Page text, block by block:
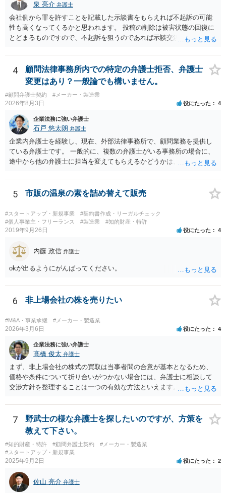
泉 亮介 弁護士
会社側から罪を許すことを記載した示談書をもらえれば不起訴の可能
性も高くなってくるかと思われます。 投稿の削除は被害状態の回復に
とどまるものですので、不起訴を狙うのであれば示談交渉はされた方
4
顧問法律事務所内での特定の弁護士拒否、弁護士
変更はあり？一般論でも構いません。
#顧問弁護士契約 #メーカー・製造業
2026年8月3日 役にたった 4
企業法務に強い弁護士
石戸 悠太朗 弁護士
企業内弁護士を経験し、現在、外部法律事務所で、顧問業務を提供し
ている弁護士です。 一般的に、複数の弁護士がいる事務所の場合に、
途中から他の弁護士に担当を変えてもらえるかどうかは、当該事務所
が不満を抱いている弁護士を担当にすることは望ましくないため、別
の弁護士に変更するのが通常でしょう。それでも、担当弁護士を変え
てくれない場合は、他の弁護士の担当案件が一般で担当を変えられな
いなどの事情があるかと思います。 担当弁護士が変わらず、仕事内容
も改善されない場合には、決済権限を持つ上司に相談し、顧問契約自
体を見直すのが一番かと思います。
5 市販の温泉の素を詰め替えて販売
#スタートアップ・新規事業
#契約書作成・リーガルチェック
#個人事業主・フリーランス
#製造業 #知的財産・特許
2019年9月26日 役にたった 4
内藤 政信 弁護士
okが出るようにがんばってください。
6 非上場会社の株を売りたい
#M&A・事業承継 #メーカー・製造業
2026年3月6日 役にたった 4
企業法務に強い弁護士
髙橋 俊太 弁護士
まず、非上場会社の株式の買取は当事者間の合意が基本となるため、
価格や条件について折り合いがつかない場合には、弁護士に相談して
交渉方針を整理することは一つの有効な方法といえます。特に、株価
いった点は専門的な判断を要することが多く、第三者の専門家が入る
ことで交渉が整理されることもあります。 もっとも、株主が単に「会
社に買い取ってほしい」と希望しているだけでは、会社に当然の買取
義務が生じるわけではありません。非上場会社の株式に譲渡制限が付
されている場合には、会社法136条に基づき、第三者への株式譲渡につ
いて会社に承認を求める「譲渡承認請求」という手続との関係が問題
は会社が指定する者が当該株式を買い取るべき者として指定されるこ
とになり、その中で株式買取の問題が生じることがあります。 そのた
7
野武士の様な弁護士を探したいのですが、方策を
教えて下さい。
#知的財産・特許 #顧問弁護士契約
#メーカー・製造業
#スタートアップ・新規事業
2025年9月2日 役にたった 2
佐山 亮介 弁護士